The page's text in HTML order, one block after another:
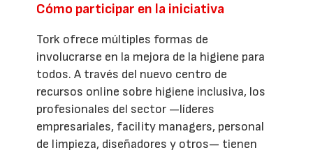
Cómo participar en la iniciativa
Tork ofrece múltiples formas de
involucrarse en la mejora de la higiene para
todos. A través del nuevo centro de
recursos online sobre higiene inclusiva, los
profesionales del sector —líderes
empresariales, facility managers, personal
de limpieza, diseñadores y otros— tienen